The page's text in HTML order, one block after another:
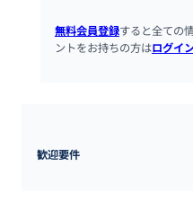
無料会員登録すると全ての
ントをお持ちの方はログイ
歓迎要件